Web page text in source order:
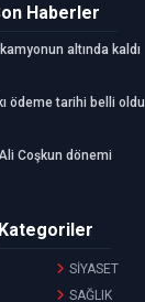
Haberler
altında kaldı
ödeme tarihi belli oldu
Coşkun dönemi
Kategoriler
SİYASET
SAĞLIK